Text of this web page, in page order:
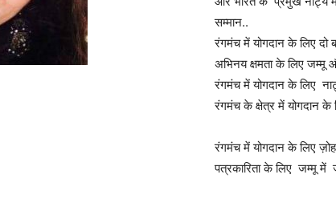
सम्मान..
रंगमंच में योगदान के लिए दो
अभिनय क्षमता के लिए जम्मू
रंगमंच में योगदान के लिए
रंगमंच के क्षेत्र में योगदान के
रंगमंच में योगदान के लिए
पत्रकारिता के लिए जम्मू में